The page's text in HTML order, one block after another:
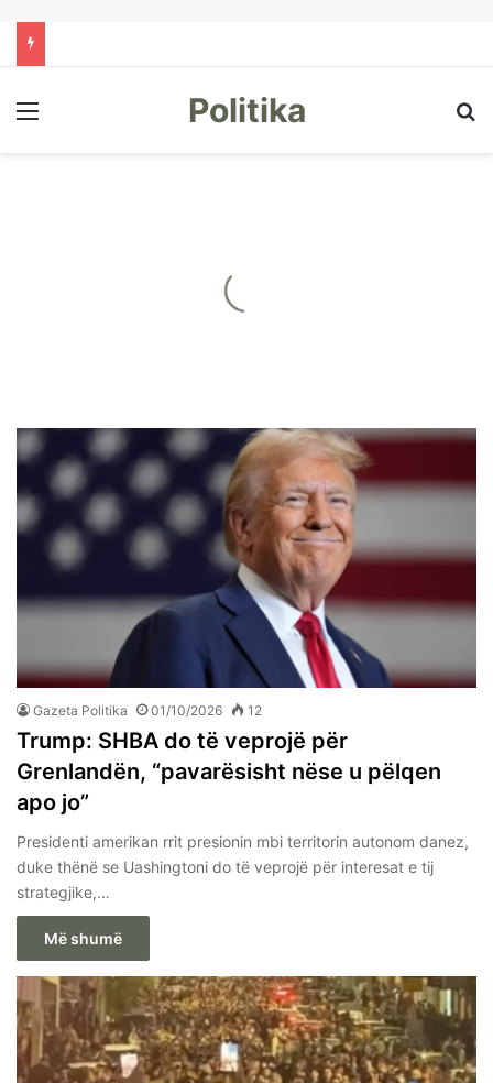
Politika
Gazeta Politika 01/10/2026 12
Trump: SHBA do të veprojë për
Grenlandën, “pavarësisht nëse u pëlqen
apo jo”
Presidenti amerikan rrit presionin mbi territorin autonom danez,
duke thënë se Uashingtoni do të veprojë për interesat e tij
strategjike,…
Më shumë